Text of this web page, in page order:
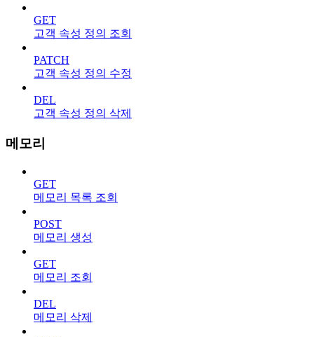
GET
고객 속성 정의 조회
PATCH
고객 속성 정의 수정
DEL
고객 속성 정의 삭제
메모리
GET
메모리 목록 조회
POST
메모리 생성
GET
메모리 조회
DEL
메모리 삭제